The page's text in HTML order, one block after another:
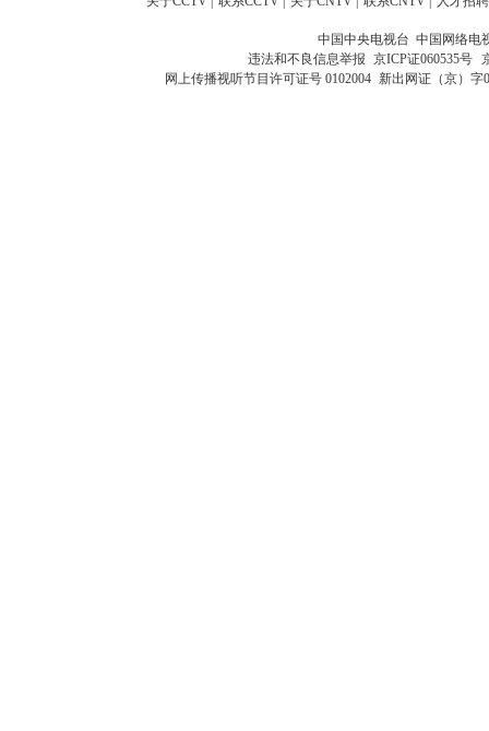
中国中央电视台 中国网络电
违法和不良信息举报 京ICP证060535号
网上传播视听节目许可证号 0102004 新出网证（京）